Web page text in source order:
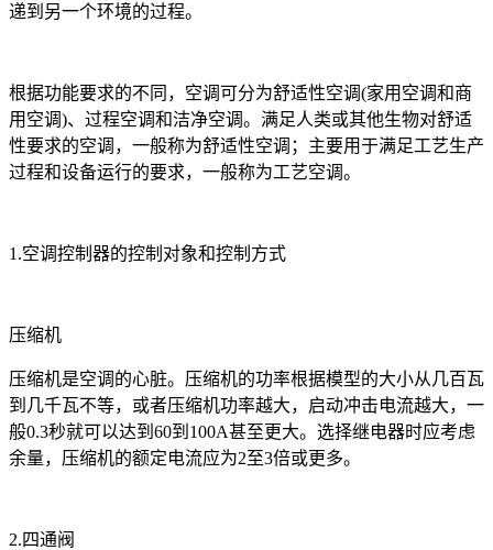
递到另一个环境的过程。
根据功能要求的不同，空调可分为舒适性空调(家用空调和商
用空调)、过程空调和洁净空调。满足人类或其他生物对舒适
性要求的空调，一般称为舒适性空调；主要用于满足工艺生产
过程和设备运行的要求，一般称为工艺空调。
1.空调控制器的控制对象和控制方式
压缩机
压缩机是空调的心脏。压缩机的功率根据模型的大小从几百瓦
到几千瓦不等，或者压缩机功率越大，启动冲击电流越大，一
般0.3秒就可以达到60到100A甚至更大。选择继电器时应考虑
余量，压缩机的额定电流应为2至3倍或更多。
2.四通阀